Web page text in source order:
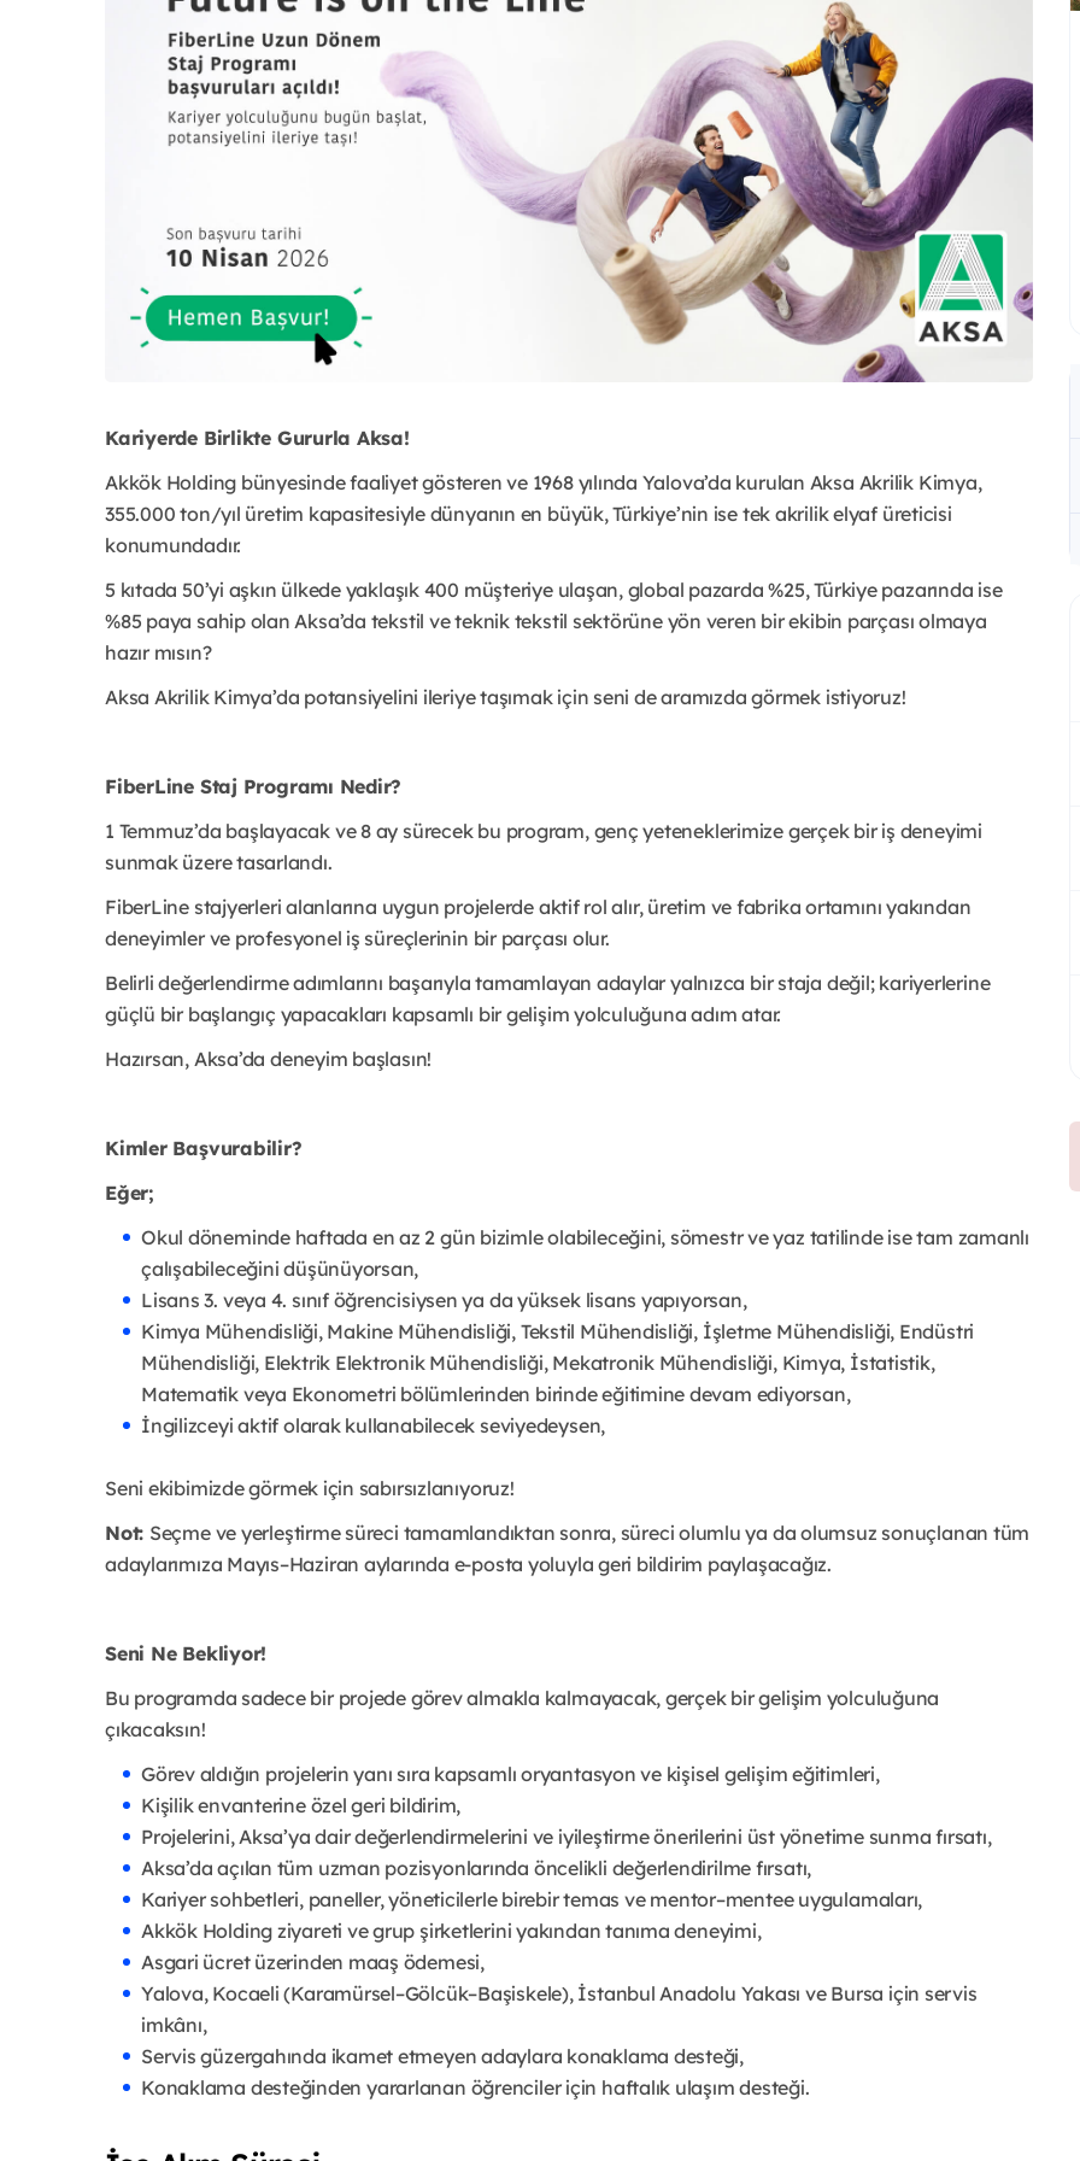
Kariyerde Birlikte Gururla Aksa!
Akkök Holding bünyesinde faaliyet gösteren ve 1968 yılında Yalova’da kurulan Aksa Akrilik Kimya,
355.000 ton/yıl üretim kapasitesiyle dünyanın en büyük, Türkiye’nin ise tek akrilik elyaf üreticisi
konumundadır.
5 kıtada 50’yi aşkın ülkede yaklaşık 400 müşteriye ulaşan, global pazarda %25, Türkiye pazarında ise
%85 paya sahip olan Aksa’da tekstil ve teknik tekstil sektörüne yön veren bir ekibin parçası olmaya
hazır mısın?
Aksa Akrilik Kimya’da potansiyelini ileriye taşımak için seni de aramızda görmek istiyoruz!
FiberLine Staj Programı Nedir?
1 Temmuz’da başlayacak ve 8 ay sürecek bu program, genç yeteneklerimize gerçek bir iş deneyimi
sunmak üzere tasarlandı.
FiberLine stajyerleri alanlarına uygun projelerde aktif rol alır, üretim ve fabrika ortamını yakından
deneyimler ve profesyonel iş süreçlerinin bir parçası olur.
Belirli değerlendirme adımlarını başarıyla tamamlayan adaylar yalnızca bir staja değil; kariyerlerine
güçlü bir başlangıç yapacakları kapsamlı bir gelişim yolculuğuna adım atar.
Hazırsan, Aksa’da deneyim başlasın!
Kimler Başvurabilir?
Eğer;
Okul döneminde haftada en az 2 gün bizimle olabileceğini, sömestr ve yaz tatilinde ise tam zamanlı
çalışabileceğini düşünüyorsan,
Lisans 3. veya 4. sınıf öğrencisiysen ya da yüksek lisans yapıyorsan,
Kimya Mühendisliği, Makine Mühendisliği, Tekstil Mühendisliği, İşletme Mühendisliği, Endüstri
Mühendisliği, Elektrik Elektronik Mühendisliği, Mekatronik Mühendisliği, Kimya, İstatistik,
Matematik veya Ekonometri bölümlerinden birinde eğitimine devam ediyorsan,
İngilizceyi aktif olarak kullanabilecek seviyedeysen,
Seni ekibimizde görmek için sabırsızlanıyoruz!
Not: Seçme ve yerleştirme süreci tamamlandıktan sonra, süreci olumlu ya da olumsuz sonuçlanan tüm
adaylarımıza Mayıs–Haziran aylarında e-posta yoluyla geri bildirim paylaşacağız.
Seni Ne Bekliyor!
Bu programda sadece bir projede görev almakla kalmayacak, gerçek bir gelişim yolculuğuna
çıkacaksın!
Görev aldığın projelerin yanı sıra kapsamlı oryantasyon ve kişisel gelişim eğitimleri,
Kişilik envanterine özel geri bildirim,
Projelerini, Aksa’ya dair değerlendirmelerini ve iyileştirme önerilerini üst yönetime sunma fırsatı,
Aksa’da açılan tüm uzman pozisyonlarında öncelikli değerlendirilme fırsatı,
Kariyer sohbetleri, paneller, yöneticilerle birebir temas ve mentor–mentee uygulamaları,
Akkök Holding ziyareti ve grup şirketlerini yakından tanıma deneyimi,
Asgari ücret üzerinden maaş ödemesi,
Yalova, Kocaeli (Karamürsel–Gölcük–Başiskele), İstanbul Anadolu Yakası ve Bursa için servis
imkânı,
Servis güzergahında ikamet etmeyen adaylara konaklama desteği,
Konaklama desteğinden yararlanan öğrenciler için haftalık ulaşım desteği.